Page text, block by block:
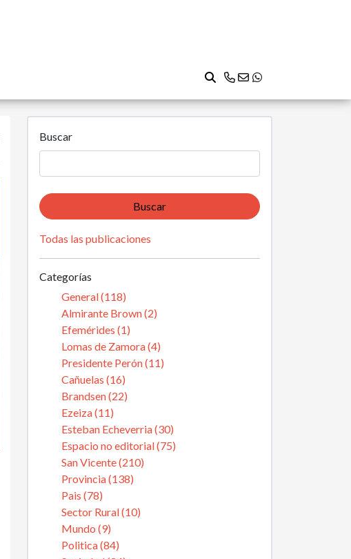
Buscar
Buscar
Todas las publicaciones
Categorías
General (118)
Almirante Brown (2)
Efemérides (1)
Lomas de Zamora (4)
Presidente Perón (11)
Cañuelas (16)
Brandsen (22)
Ezeiza (11)
Esteban Echeverria (30)
Espacio no editorial (75)
San Vicente (210)
Provincia (138)
Pais (78)
Sector Rural (10)
Mundo (9)
Politica (84)